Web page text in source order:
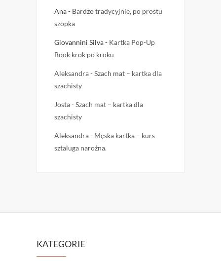
Ana- Bardzo tradycyjnie, po prostu
szopka
Giovannini Silva- Kartka Pop-Up
Book krok po kroku
Aleksandra-Szach mat – kartka dla
szachisty
Josta-Szach mat – kartka dla
szachisty
Aleksandra- Męska kartka – kurs
sztaluga narożna.
KATEGORIE